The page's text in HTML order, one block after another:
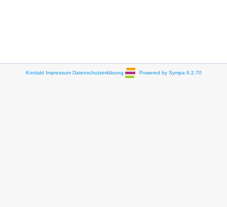
Kontakt Impressum Datenschutzerklärung Powered by Sympa 6.2.70